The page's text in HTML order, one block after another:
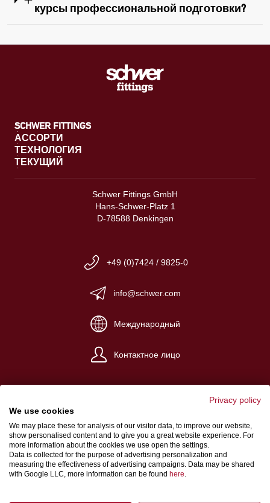
курсы профессиональной подготовки?
SCHWER FITTINGS
АССОРТИ
ТЕХНОЛОГИЯ
ТЕКУЩИЙ
Schwer Fittings GmbH
Hans-Schwer-Platz 1
D-78588 Denkingen
+49 (0)7424 / 9825-0
info@schwer.com
Международный
Контактное лицо
Импрессум
Общие условия сделки
Защита информации
Privacy policy
We use cookies
We may place these for analysis of our visitor data, to improve our website,
show personalised content and to give you a great website experience. For
more information about the cookies we use open the settings.
Data is collected for the purpose of advertising personalization and
measuring the effectiveness of advertising campaigns. Data may be shared
with Google LLC, more information can be found here.